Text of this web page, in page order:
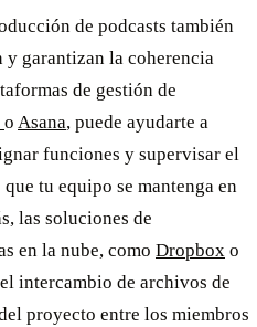
de podcasts también
garantizan la coherencia
de gestión de
o Asana, puede ayudarte a
funciones y supervisar el
tu equipo se mantenga en
las soluciones de
en la nube, como Dropbox o
intercambio de archivos de
proyecto entre los miembros